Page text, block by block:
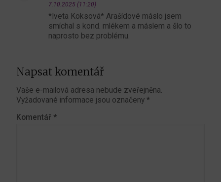
7.10.2025 (11:20)
*Iveta Koksová* Arašídové máslo jsem
smíchal s kond. mlékem a máslem a šlo to
naprosto bez problému.
Napsat komentář
Vaše e-mailová adresa nebude zveřejněna.
Vyžadované informace jsou označeny *
Komentář *